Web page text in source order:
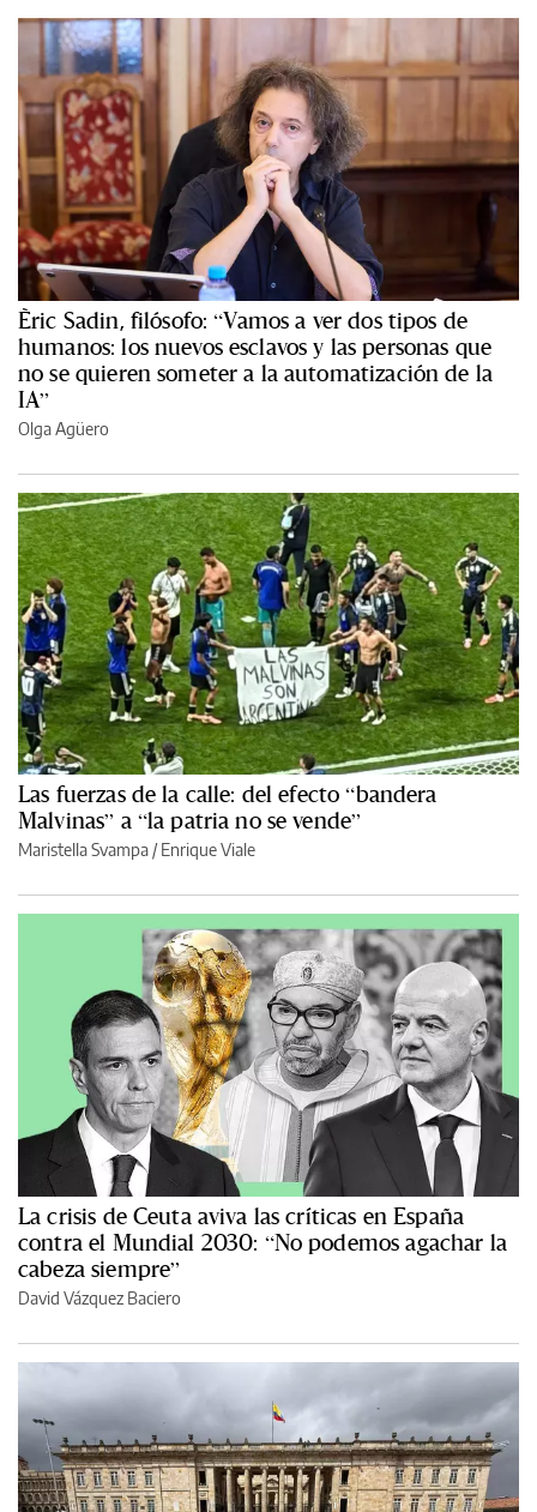
Èric Sadin, filósofo: “Vamos a ver dos tipos de
humanos: los nuevos esclavos y las personas que
no se quieren someter a la automatización de la
IA”
Olga Agüero
Las fuerzas de la calle: del efecto “bandera
Malvinas” a “la patria no se vende”
Maristella Svampa /Enrique Viale
La crisis de Ceuta aviva las críticas en España
contra el Mundial 2030: “No podemos agachar la
cabeza siempre”
David Vázquez Baciero